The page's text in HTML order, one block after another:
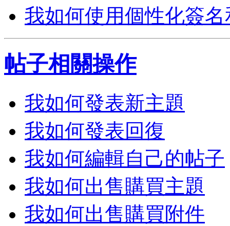
我如何使用個性化簽
帖子相關操作
我如何發表新主題
我如何發表回復
我如何編輯自己的帖子
我如何出售購買主題
我如何出售購買附件